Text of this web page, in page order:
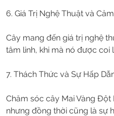
6. Giá Trị Nghệ Thuật và
Cây mang đến giá trị nghệ
tâm linh, khi mà nó được coi
7. Thách Thức và Sự Hấp
Chăm sóc cây Mai Vàng
nhưng đồng thời cũng là sự